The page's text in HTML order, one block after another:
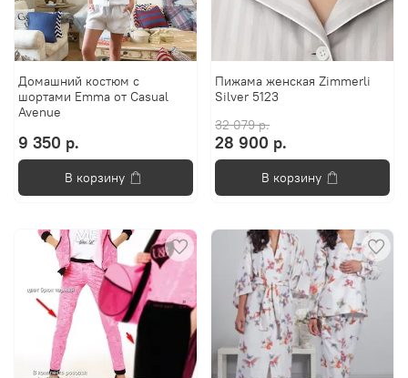
Домашний костюм с
шортами Emma от Casual
Avenue
9 350 р.
В корзину
Пижама женская Zimmerli
Silver 5123
32 079 р.
28 900 р.
В корзину